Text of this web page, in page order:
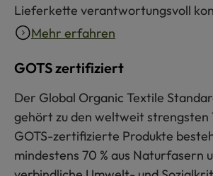
Lieferkette verantwortungsvoll
Mehr erfahren
GOTS zertifiziert
Der Global Organic Textile
gehört zu den weltweit strengsten
GOTS-zertifizierte Produkte
mindestens 70 % aus Naturfasern